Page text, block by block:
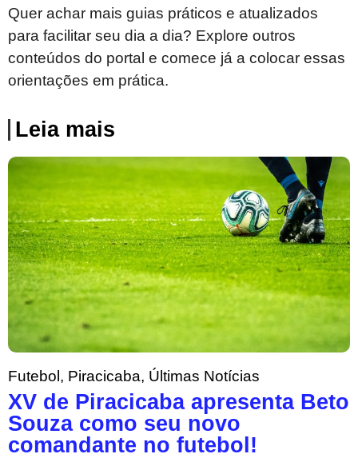
Quer achar mais guias práticos e atualizados
para facilitar seu dia a dia? Explore outros
conteúdos do portal e comece já a colocar essas
orientações em prática.
Leia mais
Futebol , Piracicaba, Últimas Notícias
XV de Piracicaba apresenta Beto
Souza como seu novo
comandante no futebol!